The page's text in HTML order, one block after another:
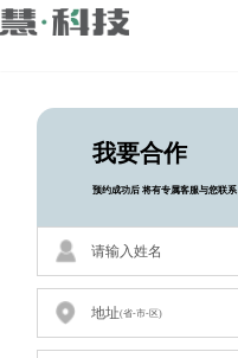
我要合作
预约成功后 将有专属客服与您联系
请输入姓名
地址(省-市-区)